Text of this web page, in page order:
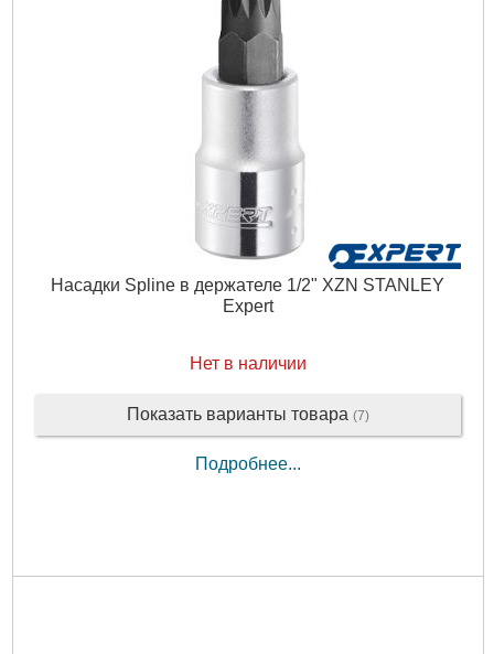
Насадки Spline в держателе 1/2" XZN STANLEY
Expert
Нет в наличии
Показать варианты товара (7)
Подробнее...